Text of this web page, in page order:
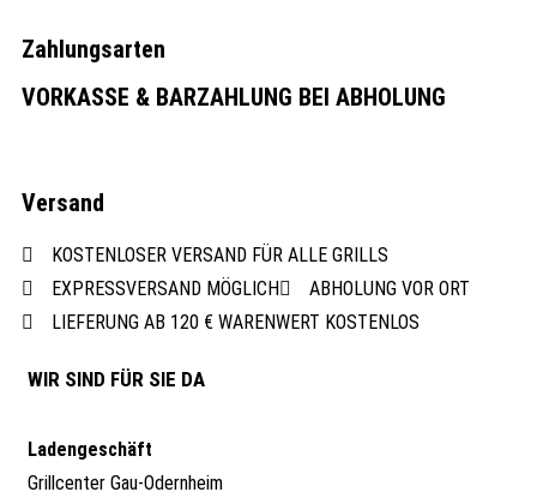
Zahlungsarten
VORKASSE & BARZAHLUNG BEI ABHOLUNG
Versand
KOSTENLOSER VERSAND FÜR ALLE GRILLS
EXPRESSVERSAND MÖGLICH
ABHOLUNG VOR ORT
LIEFERUNG AB 120 € WARENWERT KOSTENLOS
WIR SIND FÜR SIE DA
Ladengeschäft
Grillcenter Gau-Odernheim